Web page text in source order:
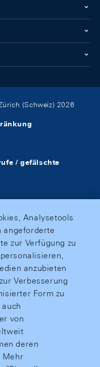
(Schweiz) 2026
/ gefälschte
Analysetools
angeforderte
zur Verfügung zu
anzubieten
Verbesserung
Form zu
von
deren
Mehr